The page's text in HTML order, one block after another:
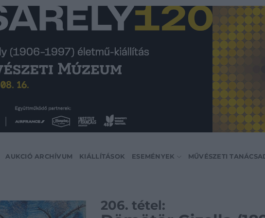
AUKCIÓ ARCHÍVUM KIÁLLÍTÁSOK ESEMÉNYEK MŰVÉSZETI
206. tétel: